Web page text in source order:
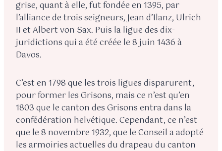
grise, quant à elle, fut fondée en 1395, par
l’alliance de trois seigneurs, Jean d’Ilanz, Ulrich
II et Albert von Sax. Puis la ligue des dix-
juridictions qui a été créée le 8 juin 1436 à
Davos.
C’est en 1798 que les trois ligues disparurent,
pour former les Grisons, mais ce n’est qu’en
1803 que le canton des Grisons entra dans la
confédération helvétique. Cependant, ce n’est
que le 8 novembre 1932, que le Conseil a adopté
les armoiries actuelles du drapeau du canton